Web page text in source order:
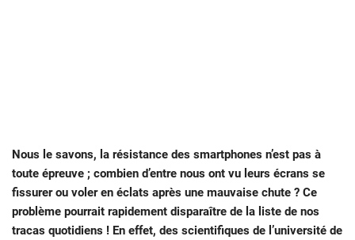
Nous le savons, la résistance des smartphones n’est pas à
toute épreuve ; combien d’entre nous ont vu leurs écrans se
fissurer ou voler en éclats après une mauvaise chute ? Ce
problème pourrait rapidement disparaître de la liste de nos
tracas quotidiens ! En effet, des scientifiques de l’université de